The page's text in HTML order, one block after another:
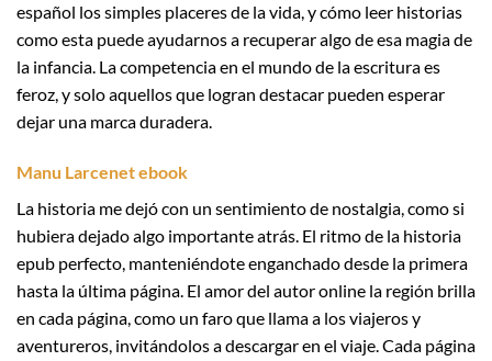
español los simples placeres de la vida, y cómo leer historias
como esta puede ayudarnos a recuperar algo de esa magia de
la infancia. La competencia en el mundo de la escritura es
feroz, y solo aquellos que logran destacar pueden esperar
dejar una marca duradera.
Manu Larcenet ebook
La historia me dejó con un sentimiento de nostalgia, como si
hubiera dejado algo importante atrás. El ritmo de la historia
epub perfecto, manteniéndote enganchado desde la primera
hasta la última página. El amor del autor online la región brilla
en cada página, como un faro que llama a los viajeros y
aventureros, invitándolos a descargar en el viaje. Cada página